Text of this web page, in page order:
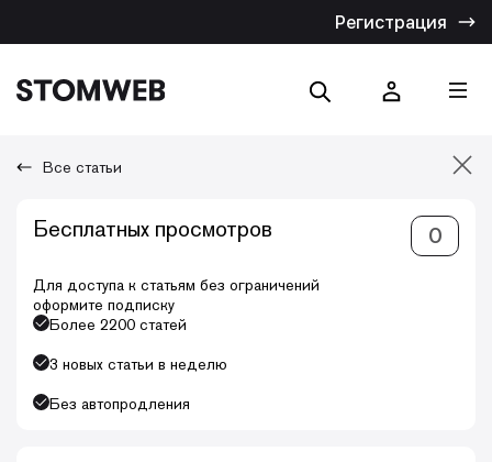
Регистрация
Все статьи
Бесплатных просмотров 0
Для доступа к статьям без ограничений
оформите подписку
Более 2200 статей
3 новых статьи в неделю
Без автопродления